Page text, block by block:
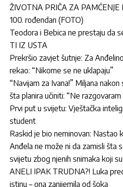
ŽIVOTNA PRIČA ZA PAMĆENJE
100. rođendan (FOTO)
Teodora i Bebica ne prestaju da
TI IZ USTA
Prekršio zavjet šutnje: Za
rekao: “Nikome se ne uklapaju”
“Navijam za Ivana!” Miljana
šta planira učiniti: “Ne
Prvi put u svijetu: Vještačka
student
Raskid je bio neminovan: Nastao
Anđela ne može ni da zamisli šta
svijetu zbog njenih snimaka koji
ANELI IPAK TRUDNA?! Luka
istinu – ona zanijemila od šoka